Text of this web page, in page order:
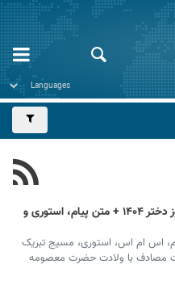
تبریک روز دختر ۱۴۰۴ + متن پیام، استوری و
اس ام اس، استوری، مسیج تبریک
۹ اردیبهشت مصادف با ولادت حضرت معصومه